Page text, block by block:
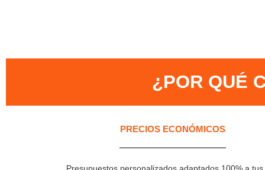
¿POR QUÉ
PRECIOS ECONÓMICOS